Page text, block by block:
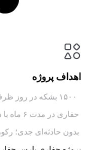
اهداف پروژه
حفاری در مدت ۶ ماه با دقت ±۲۰ متر نسبت به برنامه
بدون حادثه‌ای جدی؛